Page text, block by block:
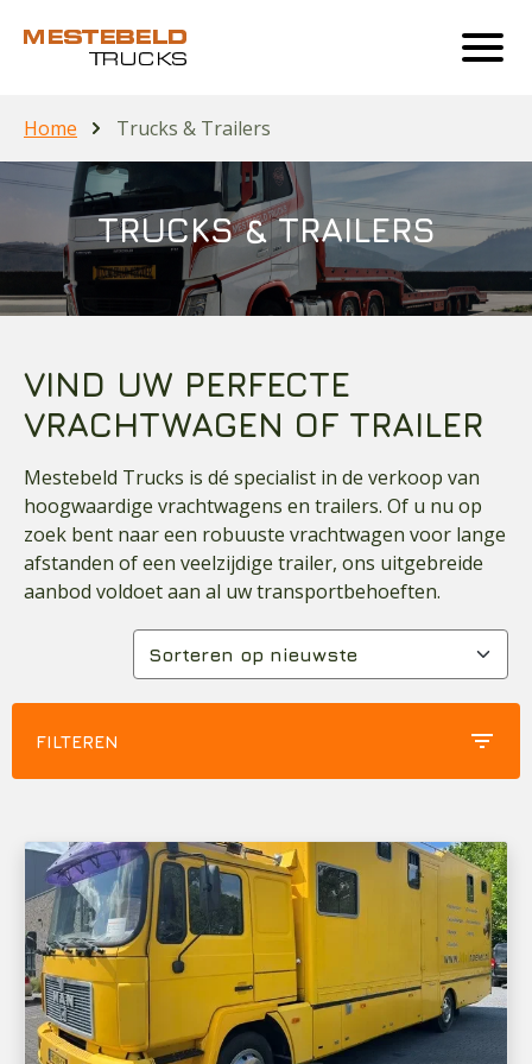
Home Trucks & Trailers
TRUCKS & TRAILERS
VIND UW PERFECTE
VRACHTWAGEN OF TRAILER
Mestebeld Trucks is dé specialist in de verkoop van
hoogwaardige vrachtwagens en trailers. Of u nu op
zoek bent naar een robuuste vrachtwagen voor lange
afstanden of een veelzijdige trailer, ons uitgebreide
aanbod voldoet aan al uw transportbehoeften.
FILTEREN filter_list